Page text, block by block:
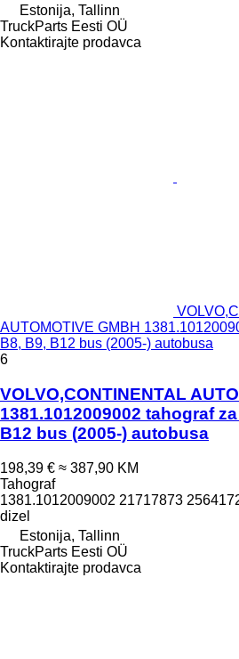
Estonija, Tallinn
TruckParts Eesti OÜ
Kontaktirajte prodavca
AUTOMOTIVE GMBH
B8, B9, B12 bus (2005-) autobusa
6
VOLVO,CONTINENTAL
1381.1012009002 tahograf
B12 bus (2005-) autobusa
198,39 € ≈ 387,90 KM
Tahograf
1381.1012009002 21717873
dizel
Estonija, Tallinn
TruckParts Eesti OÜ
Kontaktirajte prodavca